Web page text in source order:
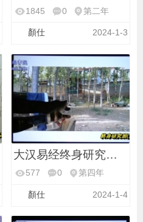
1845 0 第二年
顏仕 2024-1-3
大汉易经终身研究班第
577 0 第四年
顏仕 2024-1-4